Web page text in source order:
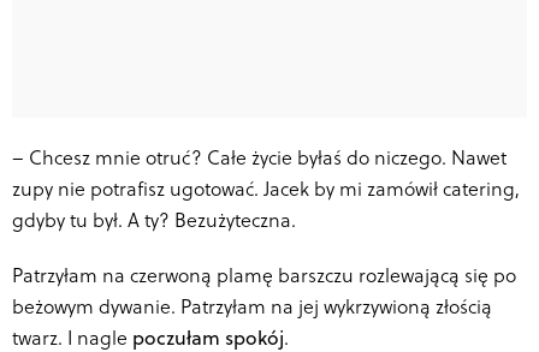
– Chcesz mnie otruć? Całe życie byłaś do niczego. Nawet
zupy nie potrafisz ugotować. Jacek by mi zamówił catering,
gdyby tu był. A ty? Bezużyteczna.
Patrzyłam na czerwoną plamę barszczu rozlewającą się po
beżowym dywanie. Patrzyłam na jej wykrzywioną złością
twarz. I nagle poczułam spokój.